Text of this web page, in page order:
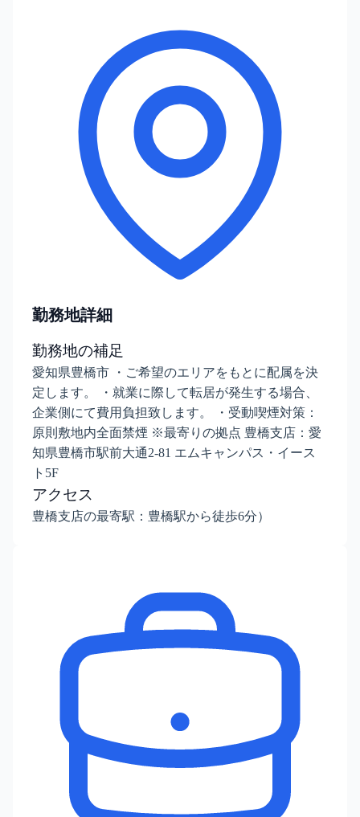
勤務地詳細
勤務地の補足
愛知県豊橋市 ・ご希望のエリアをもとに配属を決
定します。 ・就業に際して転居が発生する場合、
企業側にて費用負担致します。 ・受動喫煙対策：
原則敷地内全面禁煙 ※最寄りの拠点 豊橋支店：愛
知県豊橋市駅前大通2-81 エムキャンパス・イース
ト5F
アクセス
豊橋支店の最寄駅：豊橋駅から徒歩6分）